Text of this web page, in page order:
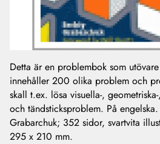
Detta är en problembok som
innehåller 200 olika problem och
skall t.ex. lösa visuella-,
och tändsticksproblem. På
Grabarchuk; 352 sidor, svartvita
295 x 210 mm.